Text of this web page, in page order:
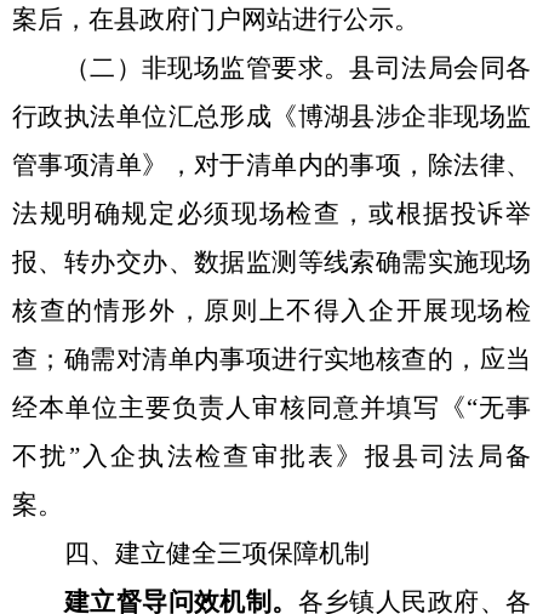
案后，在县政府门户网站进行公示。
（二）非现场监管要求。县司法局会同各
行政执法单位汇总形成《博湖县涉企非现场监
管事项清单》，对于清单内的事项，除法律、
法规明确规定必须现场检查，或根据投诉举
报、转办交办、数据监测等线索确需实施现场
核查的情形外，原则上不得入企开展现场检
查；确需对清单内事项进行实地核查的，应当
经本单位主要负责人审核同意并填写《“无事
不扰”入企执法检查审批表》报县司法局备
案。
四、建立健全三项保障机制
建立督导问效机制。 各乡镇人民政府、各